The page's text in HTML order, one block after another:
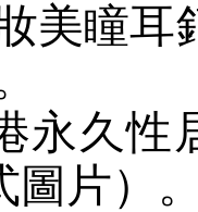
美瞳耳
永久性
圖片）